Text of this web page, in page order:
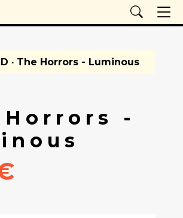
· The Horrors - Luminous
Horrors -